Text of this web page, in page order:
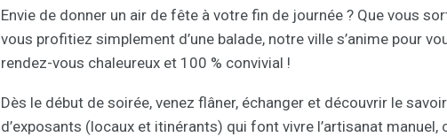
Envie de donner un air de fête à votre fin de journée ? Que vous
vous profitiez simplement d’une balade, notre ville s’anime pour
rendez-vous chaleureux et 100 % convivial !
Dès le début de soirée, venez flâner, échanger et découvrir le
d’exposants (locaux et itinérants) qui font vivre l’artisanat